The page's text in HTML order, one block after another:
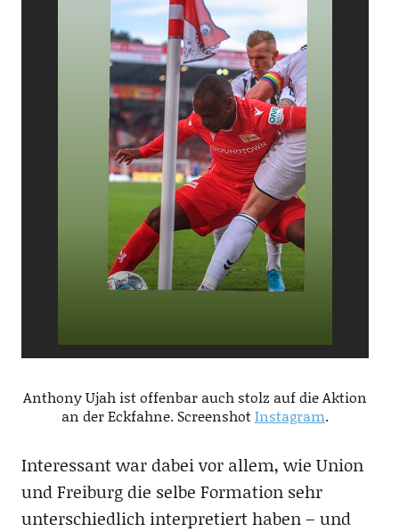
Anthony Ujah ist offenbar auch stolz auf die Aktion
an der Eckfahne. ScreenshotInstagram.
Interessant war dabei vor allem, wie Union
und Freiburg die selbe Formation sehr
unterschiedlich interpretiert haben – und